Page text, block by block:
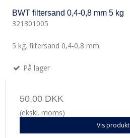
BWT filtersand 0,4-0,8 mm 5 kg
321301005
5 kg. filtersand 0,4-0,8 mm.
På lager
50,00 DKK
(ekskl. moms)
Vis produkt